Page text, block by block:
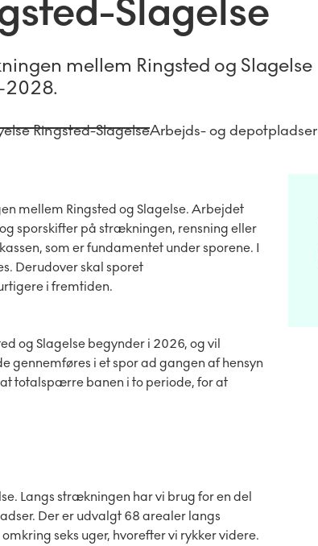
Slagelse
mellem Ringsted og Slagelse
2028.
Ringsted-SlagelseArbejds- og depotpladser
mellem Ringsted og Slagelse. Arbejdet
sporskifter på strækningen, rensning eller
som er fundamentet under sporene. I
Derudover skal sporet
i fremtiden.
og Slagelse begynder i 2026, og vil
gennemføres i et spor ad gangen af hensyn
totalspærre banen i to periode, for at
Langs strækningen har vi brug for en del
Der er udvalgt 68 arealer langs
seks uger, hvorefter vi rykker videre.